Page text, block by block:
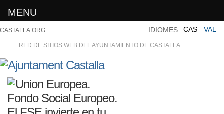
CASTALLA.ORG
RED DE SITIOS WEB DEL AYUNTAMIENTO DE CASTALLA
IDIOMES: CAS VAL
MENU